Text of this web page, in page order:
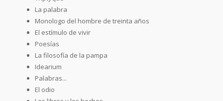
La palabra
Monologo del hombre de treinta años
El estímulo de vivir
Poesías
La filosofía de la pampa
Idearium
Palabras...
El odio